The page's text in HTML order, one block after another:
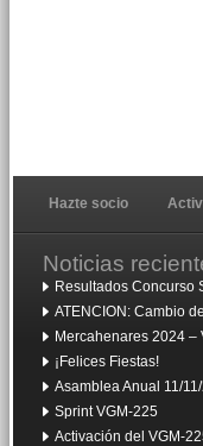
Hazte socio
Noticias
Resultados Concurso
ATENCION: Cambio
Mercahenares 2024 –
¡Felices Fiestas!
Asamblea Anual 11/
Sprint VGM-225
Activación del VGM-